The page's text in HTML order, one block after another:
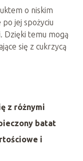
o niskim
jej spożyciu
Dzięki temu mogą
się z cukrzycą
z różnymi
batat
i